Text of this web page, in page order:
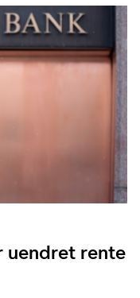
uendret rente